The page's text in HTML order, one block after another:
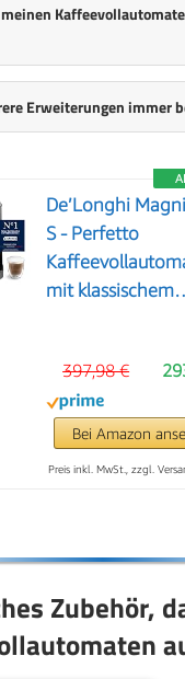
Erweiterungen immer
De’Longhi
S - Perfetto
mit klassischem
Cappuccino
Kaffeemaschine,
Bedienfeld mit
Tasten, Schwarz
397,98 €
Bei Amazon
Preis inkl. MwSt., zzgl.
Zubehör,